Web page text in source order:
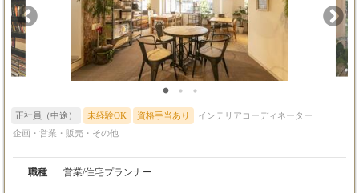
正社員（中途） 未経験OK 資格手当あり
インテリアコーディネーター
企画・営業・販売・その他
職種 営業/住宅プランナー